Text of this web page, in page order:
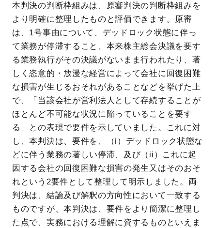
本判決の判断枠組みは、原審判決の判断枠組みを
より明確に整理したものと評価できます。原審
は、1号事由について、デッドロック状態に伴っ
て業務が停滞すること、本来株主総会決議を要す
る業務執行がその決議がないまま行われたり、著
しく恣意的・放漫な経営によって会社に回復困難
な損害が生じるおそれがあることなどを挙げた上
で、「当該会社が営利法人として存続することが
ほとんど不可能な状況に陥っていることを要す
る」との表現で要件を示していました。これに対
し、本判決は、要件を、（i）デッドロック状態な
どに伴う業務の著しい停滞、及び（ii）これに起
因する会社の回復困難な損害の発生又はそのおそ
れという2要件として整理して明示しました。両
判決は、結論及び解釈の方向性において一致する
ものですが、本判決は、要件をより簡潔に整理し
た点で、実務における理解に資するものといえま